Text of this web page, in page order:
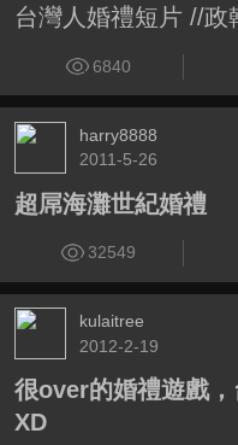
台灣人婚禮短片 //
6840
harry8888
2011-5-26
超屌海灘世紀婚禮
32549
kulaitree
2012-2-19
很over的婚禮遊戲，
XD